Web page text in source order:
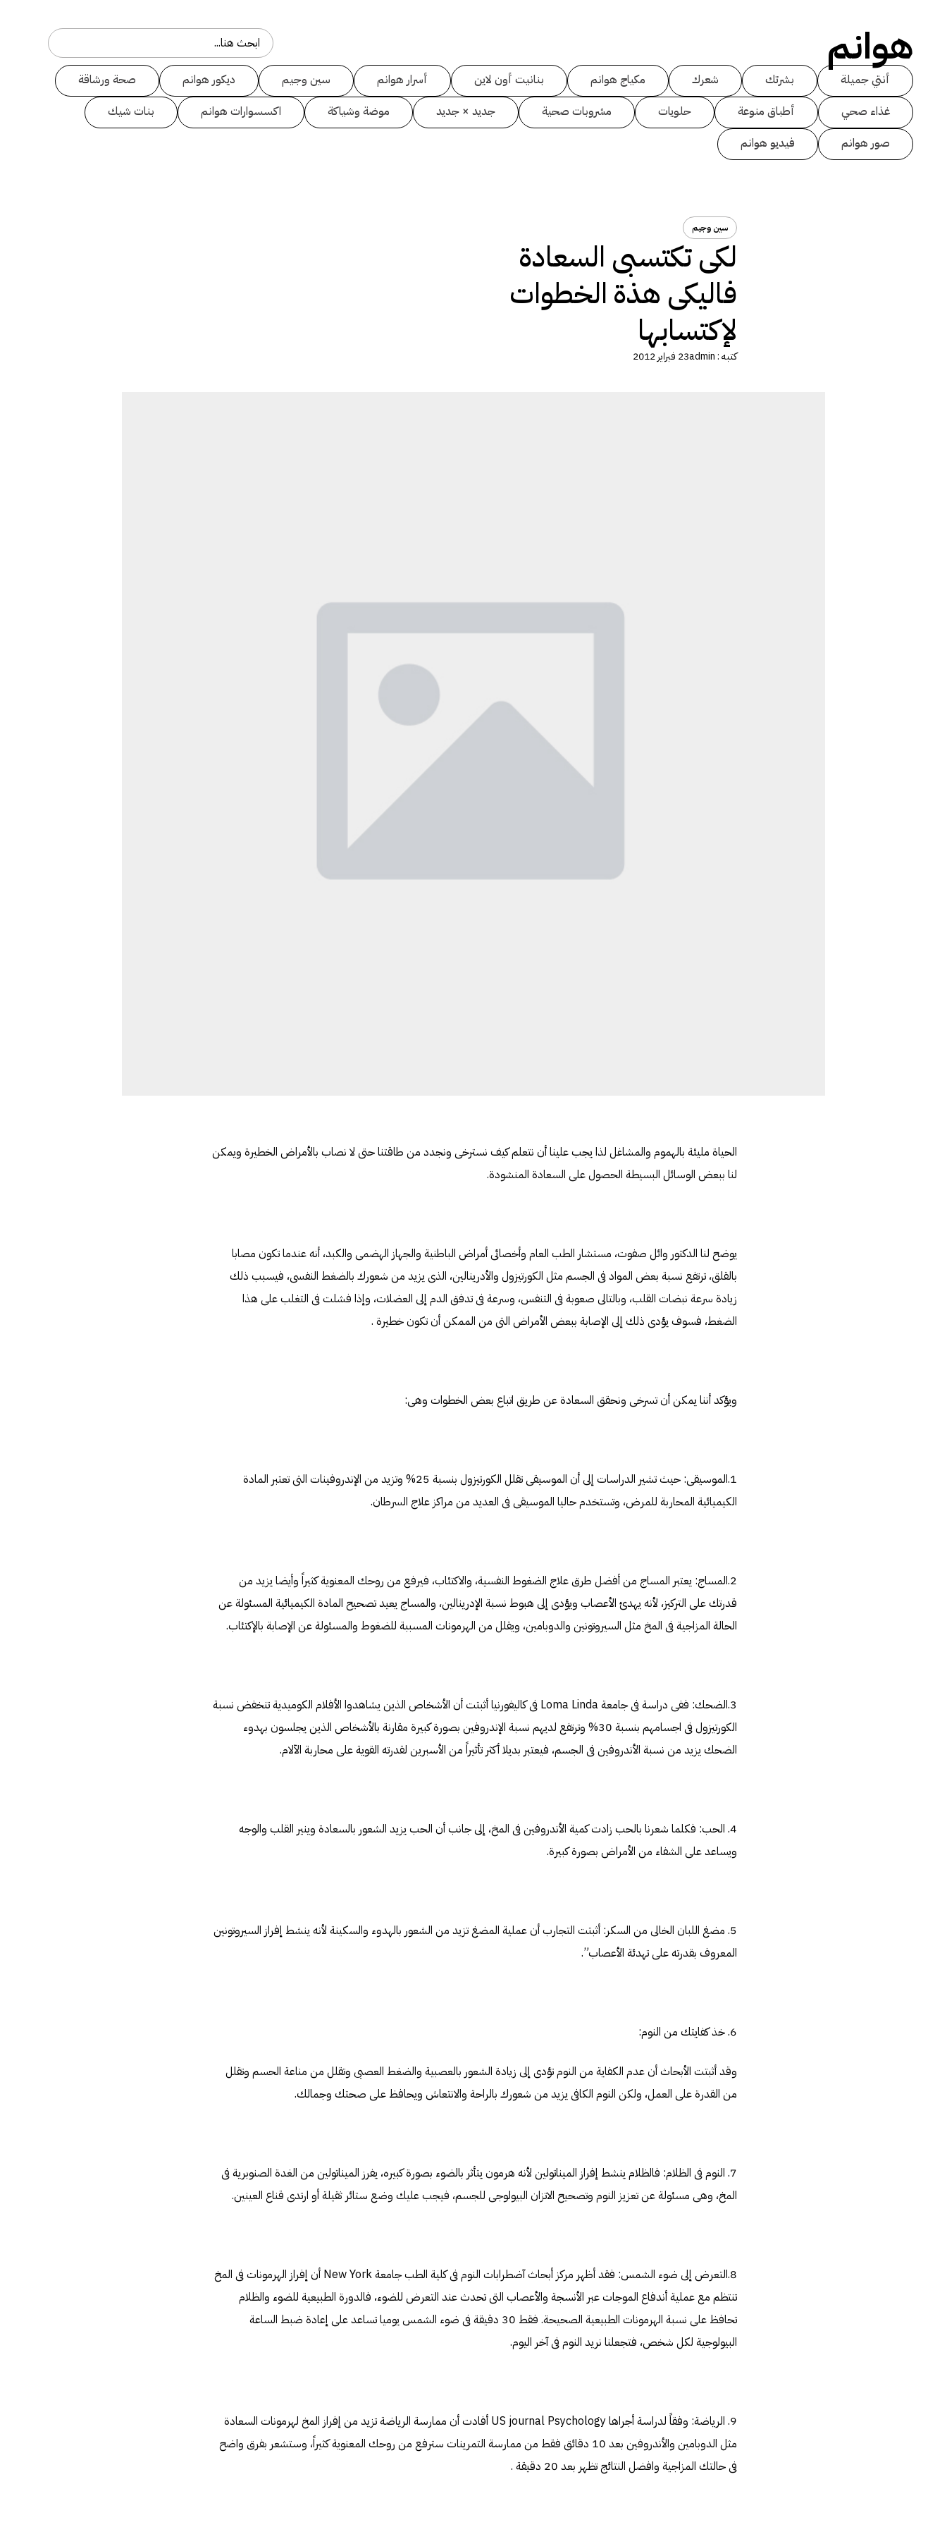
هوانم
أنتي جميلة بشرتك شعرك مكياج هوانم بنانيت أون لاين أسرار هوانم سين وجيم ديكور هوانم
صحة ورشاقة
غذاء صحي
أطباق منوعة حلويات مشروبات صحية جديد × جديد موضة وشياكة اكسسوارات هوانم
بنات شيك
صور هوانم
فيديو هوانم
سين وجيم
لكى تكتسبى السعادة
فاليكى هذة الخطوات
لإكتسابها
كتبه :admin23 فبراير 2012
الحياة مليئة بالهموم والمشاغل لذا يجب علينا أن نتعلم كيف نسترخى ونجدد من طاقتنا حتى لا نصاب بالأمراض الخطيرة ويمكن
لنا ببعض الوسائل البسيطة الحصول على السعادة المنشودة.
يوضح لنا الدكتور وائل صفوت، مستشار الطب العام وأخصائى أمراض الباطنية والجهاز الهضمى والكبد، أنه عندما تكون مصابا
بالقلق، ترتفع نسبة بعض المواد فى الجسم مثل الكورتيزول والأدرينالين، الذى يزيد من شعورك بالضغط النفسى، فيسبب ذلك
زيادة سرعة نبضات القلب، وبالتالى صعوبة فى التنفس، وسرعة فى تدفق الدم إلى العضلات، وإذا فشلت فى التغلب على هذا
الضغط، فسوف يؤدى ذلك إلى الإصابة ببعض الأمراض التى من الممكن أن تكون خطيرة .
ويؤكد أننا يمكن أن تسرخى ونحقق السعادة عن طريق اتباع بعض الخطوات وهى:
1.الموسيقى: حيث تشير الدراسات إلى أن الموسيقى تقلل الكورتيزول بنسبة 25% وتزيد من الإندروفينات التى تعتبر المادة
الكيميائية المحاربة للمرض، وتستخدم حاليا الموسيقى فى العديد من مراكز علاج السرطان.
2.المساج: يعتبر المساج من أفضل طرق علاج الضغوط النفسية، والاكتئاب، فيرفع من روحك المعنوية كثيراً وأيضا يزيد من
قدرتك على التركيز، لأنه يهدئ الأعصاب ويؤدى إلى هبوط نسبة الإدرينالين، والمساج يعيد تصحيح المادة الكيميائية المسئولة عن
الحالة المزاجية فى المخ مثل السيروتونين والدوبامين، ويقلل من الهرمونات المسببة للضغوط والمسئولة عن الإصابة بالإكتئاب.
3.الضحك: ففى دراسة فى جامعة Loma Linda فى كاليفورنيا أثبتت أن الأشخاص الذين يشاهدوا الأفلام الكوميدية تنخفض نسبة
الكورتيزول فى اجسامهم بنسبة 30% وترتفع لديهم نسبة الإندروفين بصورة كبيرة مقارنة بالأشخاص الذين يجلسون بهدوء
الضحك يزيد من نسبة الأندروفين فى الجسم، فيعتبر بديلا أكثر تأثيراً من الأسبرين لقدرته القوية على محاربة الآلام.
4. الحب: فكلما شعرنا بالحب زادت كمية الأندروفين فى المخ، إلى جانب أن الحب يزيد الشعور بالسعادة وينير القلب والوجه
ويساعد على الشفاء من الأمراض بصورة كبيرة.
5. مضغ اللبان الخالى من السكر: أثبتت التجارب أن عملية المضغ تزيد من الشعور بالهدوء والسكينة لأنه ينشط إفراز السيروتونين
المعروف بقدرته على تهدئة الأعصاب”.
6. خذ كفايتك من النوم:
وقد أثبتت الأبحاث أن عدم الكفاية من النوم تؤدى إلى زيادة الشعور بالعصبية والضغط العصبى وتقلل من مناعة الحسم وتقلل
من القدرة على العمل، ولكن النوم الكافى يزيد من شعورك بالراحة والانتعاش ويحافظ على صحتك وجمالك.
7. النوم فى الظلام: فالظلام ينشط إفراز الميناتولين لأنه هرمون يتأثر بالضوء بصورة كبيره، يفرز الميناتولين من الغدة الصنوبرية فى
المخ، وهى مسئولة عن تعزيز النوم وتصحيح الاتزان البيولوجى للجسم، فيجب عليك وضع ستائر ثقيلة أو ارتدى قناع العينين.
8.التعرض إلى ضوء الشمس: فقد أظهر مركز أبحاث آضطرابات النوم فى كلية الطب جامعة New York أن إفراز الهرمونات فى المخ
تنتظم مع عملية أندفاع الموجات عبر الأنسجة والأعصاب التى تحدث عند التعرض للضوء، فالدورة الطبيعية للضوء والظلام
تحافظ على نسبة الهرمونات الطبيعية الصحيحة. فقط 30 دقيقة فى ضوء الشمس يوميا تساعد على إعادة ضبط الساعة
البيولوجية لكل شخص، فتجعلنا نريد النوم فى آخر اليوم.
9. الرياضة: وفقاً لدراسة أجراها US journal Psychology أفادت أن ممارسة الرياضة تزيد من إفراز المخ لهرمونات السعادة
مثل الدوبامين والأندروفين بعد 10 دقائق فقط من ممارسة التمرينات سترفع من روحك المعنوية كثيراً، وستشعر بفرق واضح
فى حالتك المزاجية وافضل النتائج تظهر بعد 20 دقيقة .